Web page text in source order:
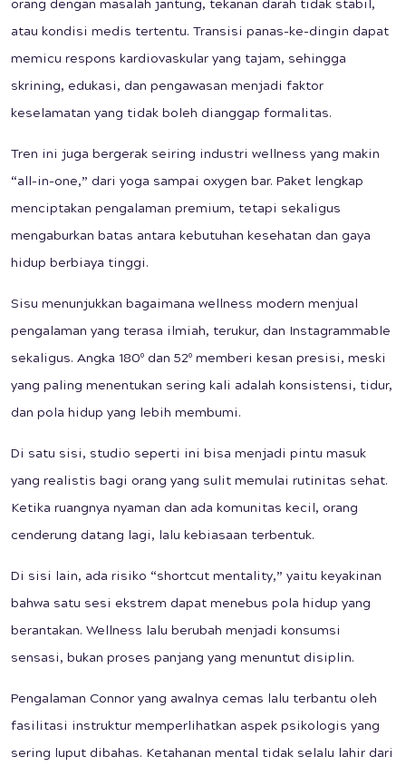
orang dengan masalah jantung, tekanan darah tidak stabil,
atau kondisi medis tertentu. Transisi panas-ke-dingin dapat
memicu respons kardiovaskular yang tajam, sehingga
skrining, edukasi, dan pengawasan menjadi faktor
keselamatan yang tidak boleh dianggap formalitas.
Tren ini juga bergerak seiring industri wellness yang makin
“all-in-one,” dari yoga sampai oxygen bar. Paket lengkap
menciptakan pengalaman premium, tetapi sekaligus
mengaburkan batas antara kebutuhan kesehatan dan gaya
hidup berbiaya tinggi.
Sisu menunjukkan bagaimana wellness modern menjual
pengalaman yang terasa ilmiah, terukur, dan Instagrammable
sekaligus. Angka 180º dan 52º memberi kesan presisi, meski
yang paling menentukan sering kali adalah konsistensi, tidur,
dan pola hidup yang lebih membumi.
Di satu sisi, studio seperti ini bisa menjadi pintu masuk
yang realistis bagi orang yang sulit memulai rutinitas sehat.
Ketika ruangnya nyaman dan ada komunitas kecil, orang
cenderung datang lagi, lalu kebiasaan terbentuk.
Di sisi lain, ada risiko “shortcut mentality,” yaitu keyakinan
bahwa satu sesi ekstrem dapat menebus pola hidup yang
berantakan. Wellness lalu berubah menjadi konsumsi
sensasi, bukan proses panjang yang menuntut disiplin.
Pengalaman Connor yang awalnya cemas lalu terbantu oleh
fasilitasi instruktur memperlihatkan aspek psikologis yang
sering luput dibahas. Ketahanan mental tidak selalu lahir dari